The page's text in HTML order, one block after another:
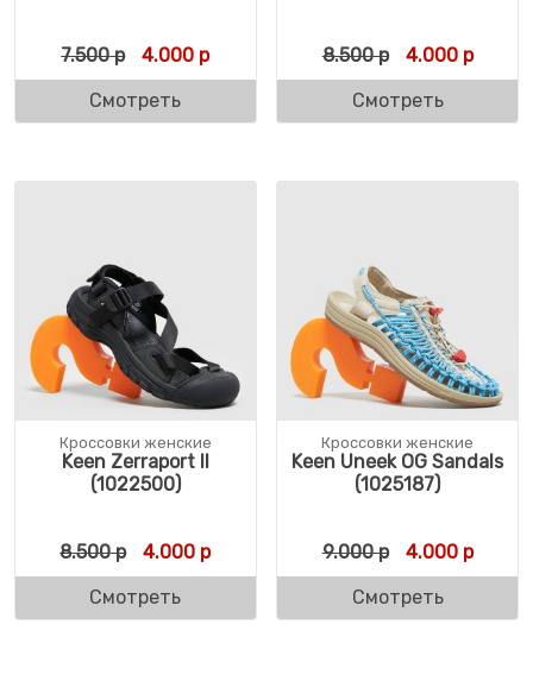
7.500р Первоначальная цена составляла 7.500 р.
4.000 рТекущая цена: 4.000 р.
Смотреть
8.500р 4.000р
Смотреть
Кроссовки женские
Keen Zerraport II
(1022500)
8.500р Первоначальная цена составляла 8.500
4.000 рТекущая цена: 4.000 р.
Смотреть
Кроссовки женские
Keen Uneek OG Sandals
(1025187)
9.000р 4.000р
Смотреть